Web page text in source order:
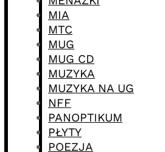
MIA
MTC
MUG
MUG CD
MUZYKA
MUZYKA NA UG
NFF
PANOPTIKUM
PŁYTY
POEZJA